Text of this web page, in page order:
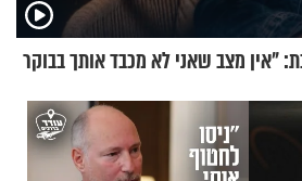
"אין מצב שאני לא מכבד אותך בבוקר